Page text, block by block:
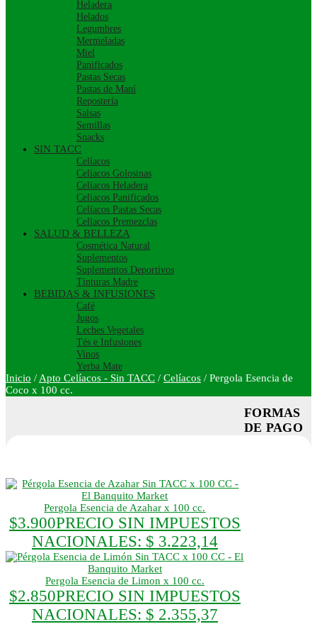
Heladera
Helados
Legumbres
Mermeladas
Miel
Panificados
Pastas Secas
Pastas de Maní
Repostería
Salsas
Semillas
Snacks
SIN TACC
Celíacos
Celíacos Golosinas
Celíacos Heladera
Celíacos Panificados
Celíacos Pastas Secas
Celíacos Premezclas
SALUD & BELLEZA
Cosmética Natural
Suplementos
Suplementos Deportivos
Tinturas Madre
BEBIDAS & INFUSIONES
Café
Jugos
Leches Vegetales
Tés e Infusiones
Vinos
Yerba Mate
Inicio / Apto Celíacos - Sin TACC / Celíacos / Pergola Esencia de
Coco x 100 cc.
Pergola Esencia de Azahar x 100 cc.
$3.900PRECIO SIN IMPUESTOS
NACIONALES: $ 3.223,14
Pergola Esencia de Limon x 100 cc.
$2.850PRECIO SIN IMPUESTOS
NACIONALES: $ 2.355,37
FORMAS
DE PAGO